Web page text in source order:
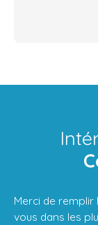
Merci de
vous dans les